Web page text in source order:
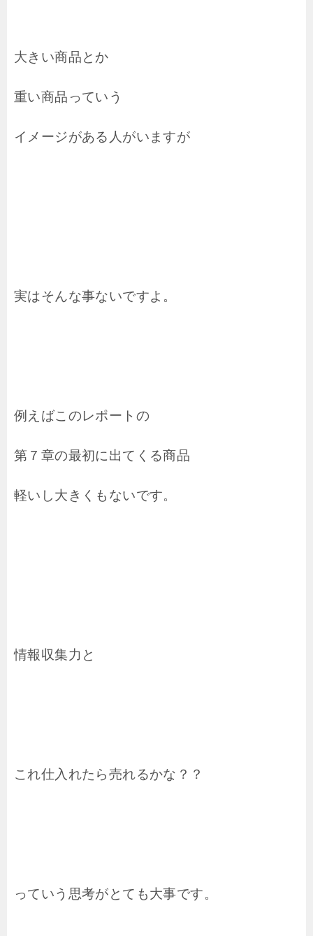
大きい商品とか
重い商品っていう
イメージがある人がいますが
実はそんな事ないですよ。
例えばこのレポートの
第７章の最初に出てくる商品
軽いし大きくもないです。
情報収集力と
これ仕入れたら売れるかな？？
っていう思考がとても大事です。